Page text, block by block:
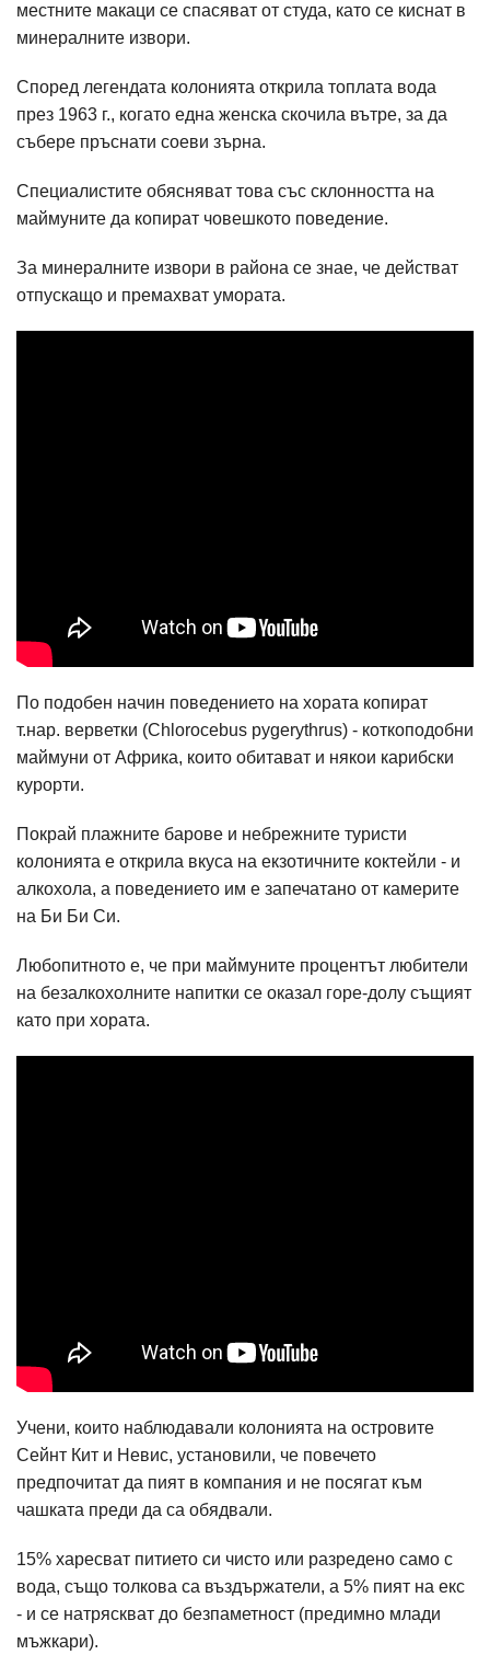
местните макаци се спасяват от студа, като се киснат в
минералните извори.
Според легендата колонията открила топлата вода
през 1963 г., когато една женска скочила вътре, за да
събере пръснати соеви зърна.
Специалистите обясняват това със склонността на
маймуните да копират човешкото поведение.
За минералните извори в района се знае, че действат
отпускащо и премахват умората.
По подобен начин поведението на хората копират
т.нар. верветки (Chlorocebus pygerythrus) - коткоподобни
маймуни от Африка, които обитават и някои карибски
курорти.
Покрай плажните барове и небрежните туристи
колонията е открила вкуса на екзотичните коктейли - и
алкохола, а поведението им е запечатано от камерите
на Би Би Си.
Любопитното е, че при маймуните процентът любители
на безалкохолните напитки се оказал горе-долу същият
като при хората.
Учени, които наблюдавали колонията на островите
Сейнт Кит и Невис, установили, че повечето
предпочитат да пият в компания и не посягат към
чашката преди да са обядвали.
15% харесват питието си чисто или разредено само с
вода, също толкова са въздържатели, а 5% пият на екс
- и се натряскват до безпаметност (предимно млади
мъжкари).